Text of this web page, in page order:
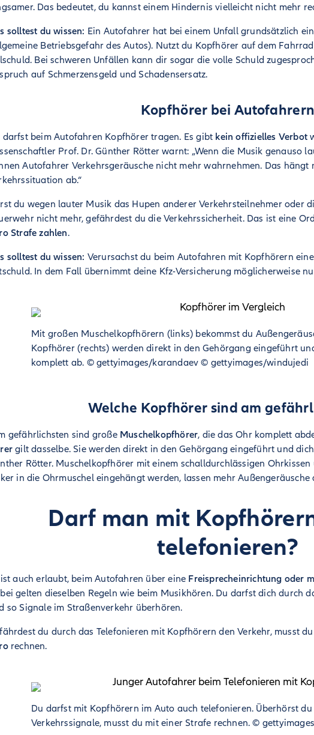
Das bedeutet, du kannst einem Hindernis vielleicht nicht mehr
solltest du wissen: Ein Autofahrer hat bei einem Unfall grundsätzlich
Betriebsgefahr des Autos). Nutzt du Kopfhörer auf dem
Bei schweren Unfällen kann dir sogar die volle Schuld
auf Schmerzensgeld und Schadensersatz.
Kopfhörer bei Autofahrern
darfst beim Autofahren Kopfhörer tragen. Es gibt kein offizielles Verbot
Prof. Dr. Günther Rötter warnt: „Wenn die Musik genauso
Autofahrer Verkehrsgeräusche nicht mehr wahrnehmen. Das
ab.“
du wegen lauter Musik das Hupen anderer Verkehrsteilnehmer oder
nicht mehr, gefährdest du die Verkehrssicherheit. Das ist eine
Strafe zahlen.
solltest du wissen: Verursachst du beim Autofahren mit Kopfhörern
In dem Fall übernimmt deine Kfz-Versicherung möglicherweise
Mit großen Muschelkopfhörern (links) bekommst du
Kopfhörer (rechts) werden direkt in den Gehörgang eingeführt
komplett ab. ©gettyimages/karandaev © gettyimages/windujedi
Welche Kopfhörer sind am
gefährlichsten sind große Muschelkopfhörer, die das Ohr komplett
gilt dasselbe. Sie werden direkt in den Gehörgang eingeführt und
Rötter. Muschelkopfhörer mit einem schalldurchlässigen Ohrkissen
in die Ohrmuschel eingehängt werden, lassen mehr Außengeräusche
Darf man mit
telefonieren?
ist auch erlaubt, beim Autofahren über eine Freisprecheinrichtung oder
gelten dieselben Regeln wie beim Musikhören. Du darfst dich durch
so Signale im Straßenverkehr überhören.
du durch das Telefonieren mit Kopfhörern den Verkehr, musst
rechnen.
Du darfst mit Kopfhörern im Auto auch telefonieren. Überhörst
Verkehrssignale, musst du mit einer Strafe rechnen. ©